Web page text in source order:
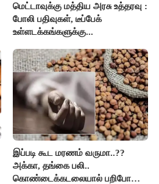
மெட்டாவுக்கு மத்திய அரசு உத்தரவு :
போலி பதிவுகள், டீப்பேக்
உள்ளடக்கங்களுக்கு...
இப்படி கூட மரணம் வருமா..??
அக்கா, தங்கை பலி..
கொண்டைக்கடலையால் பறிபோன